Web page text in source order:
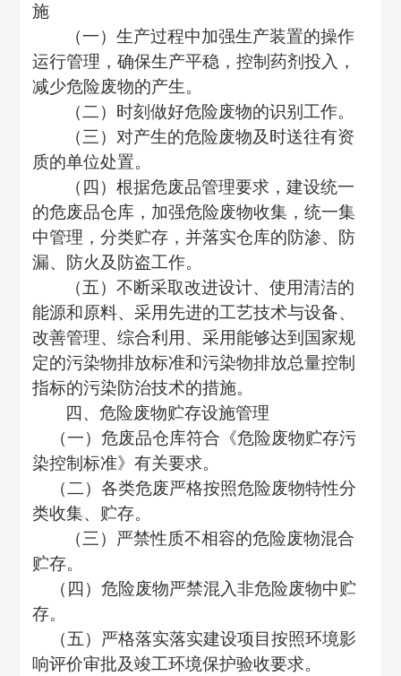
施
（一） 生产过程中加强生产装置的操作
运行管理，确保生产平稳， 控制药剂投入，
减少危险废物的产生。
（二） 时刻做好危险废物的识别工作。
（三） 对产生的危险废物及时送往有资
质的单位处置。
（四）根据危废品管理要求，建设统一
的危废品仓库， 加强危险废物收集，统一集
中管理，分类贮存， 并落实仓库的防渗、防
漏、防火及防盗工作。
（五） 不断采取改进设计、使用清洁的
能源和原料、采用先进的工艺技术与设备、
改善管理、综合利用、采用能够达到国家规
定的污染物排放标准和污染物排放总量控制
指标的污染防治技术的措施。
四、 危险废物贮存设施管理
（一）危废品仓库符合《危险废物贮存污
染控制标准》有关要求。
（二） 各类危废严格按照危险废物特性分
类收集、贮存。
（三）
严禁性质不相容的危险废物混合
贮存。
（四） 危险废物严禁混入非危险废物中贮
存。
（五）
严格落实落实建设项目按照环境影
响评价审批及竣工环境保护验收要求。